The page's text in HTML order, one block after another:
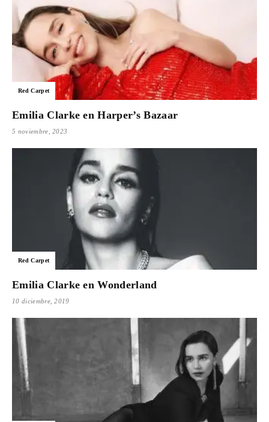
Red Carpet
Emilia Clarke en Harper’s Bazaar
5 noviembre, 2023
Red Carpet
Emilia Clarke en Wonderland
10 diciembre, 2019